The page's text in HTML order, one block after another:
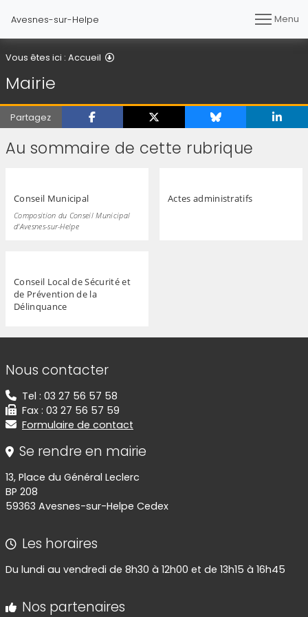
Avesnes-sur-Helpe Menu
Vous êtes ici : Accueil
Mairie
Partagez
Au sommaire de cette rubrique
Conseil Municipal
Composition du Conseil Municipal
d'Avesnes-sur-Helpe
Actes administratifs
Conseil Local de Sécurité et
de Prévention de la
Délinquance
Informations de contact
Nous contacter
Tel : 03 27 56 57 58
Fax : 03 27 56 57 59
Formulaire de contact
Se rendre en mairie
13, Place du Général Leclerc
BP 208
59363 Avesnes-sur-Helpe Cedex
Les horaires
Du lundi au vendredi de 8h30 à 12h00 et de 13h15 à 16h45
Nos partenaires